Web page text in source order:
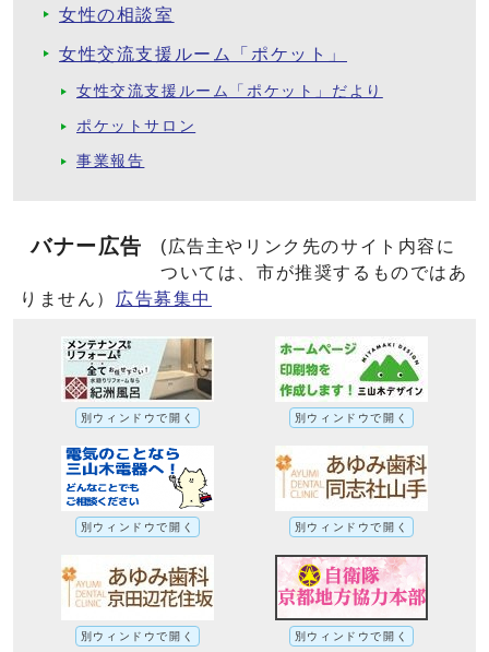
女性の相談室
女性交流支援ルーム「ポケット」
女性交流支援ルーム「ポケット」だより
ポケットサロン
事業報告
バナー広告
(広告主やリンク先のサイト内容に
ついては、市が推奨するものではあ
りません）
広告募集中
別ウィンドウで開く 別ウィンドウで開く
別ウィンドウで開く 別ウィンドウで開く
別ウィンドウで開く 別ウィンドウで開く